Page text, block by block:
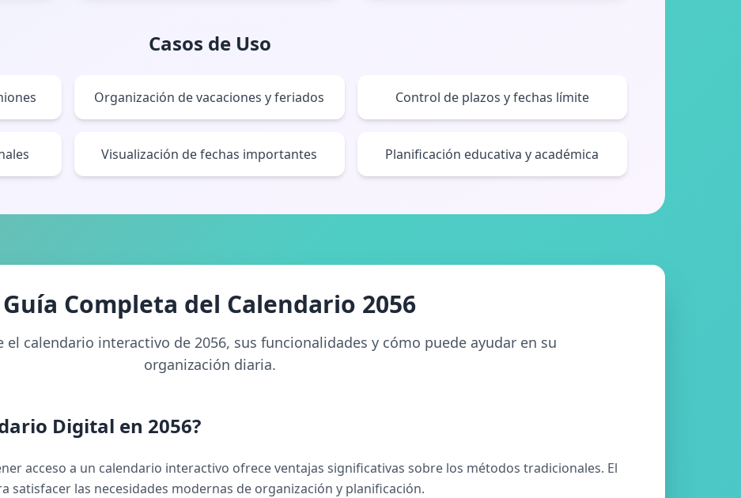
Casos de Uso
Organización de vacaciones y feriados Control de plazos y fechas límite
Visualización de fechas importantes Planificación educativa y académica
Guía Completa del Calendario 2056
el calendario interactivo de 2056, sus funcionalidades y cómo puede ayudar en su
organización diaria.
Digital en 2056?
acceso a un calendario interactivo ofrece ventajas significativas sobre los métodos tradicionales. El
satisfacer las necesidades modernas de organización y planificación.